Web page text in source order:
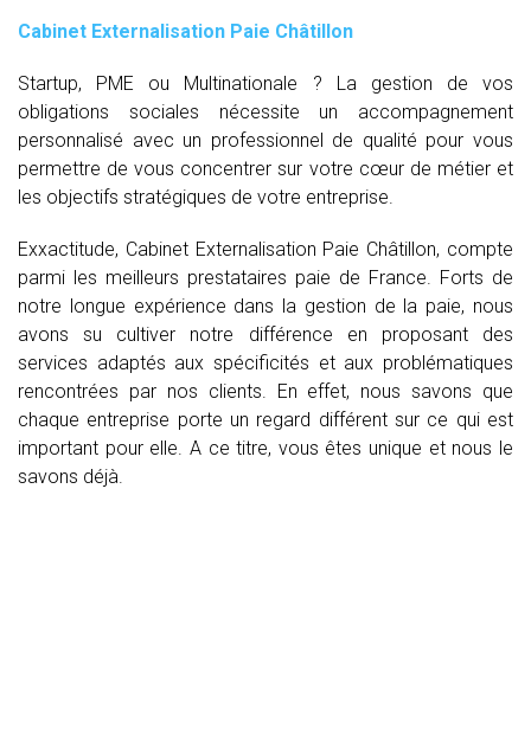
Cabinet Externalisation Paie Châtillon
Startup, PME ou Multinationale ? La gestion de vos
obligations sociales nécessite un accompagnement
personnalisé avec un professionnel de qualité pour vous
permettre de vous concentrer sur votre cœur de métier et
les objectifs stratégiques de votre entreprise.
Exxactitude, Cabinet Externalisation Paie Châtillon, compte
parmi les meilleurs prestataires paie de France. Forts de
notre longue expérience dans la gestion de la paie, nous
avons su cultiver notre différence en proposant des
services adaptés aux spécificités et aux problématiques
rencontrées par nos clients. En effet, nous savons que
chaque entreprise porte un regard différent sur ce qui est
important pour elle. A ce titre, vous êtes unique et nous le
savons déjà.